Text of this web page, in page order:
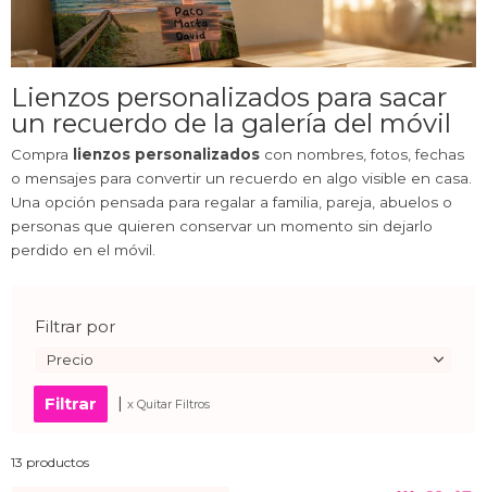
Lienzos personalizados para sacar
un recuerdo de la galería del móvil
Compra lienzos personalizados con nombres, fotos, fechas
o mensajes para convertir un recuerdo en algo visible en casa.
Una opción pensada para regalar a familia, pareja, abuelos o
personas que quieren conservar un momento sin dejarlo
perdido en el móvil.
Filtrar por
Precio
| x Quitar Filtros
13 productos